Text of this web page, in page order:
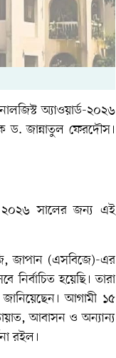
অ্যাওয়ার্ড-২০২৬
ড. জান্নাতুল ফেরদৌস।
২০২৬ সালের জন্য এই
জাপান (এসবিজে)-এর
হয়েছি। তারা
আগামী ১৫
আবাসন ও অন্যান্য
রইল।